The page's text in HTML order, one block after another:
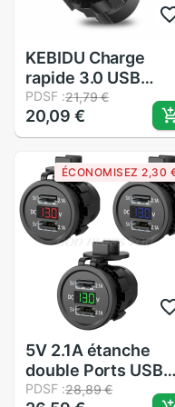
KEBIDU Charge
rapide 3.0 USB
chargeur de
prise affichage
numérique
voltmètre USB
chargeur prise
interrupteur
marche-arrêt pour
moto
PDSF :21,79 €
20,09 €
ÉCONOMISEZ 2,30
5V 2.1A étanche
double Ports USB
chargeur prise
PDSF :28,89 €